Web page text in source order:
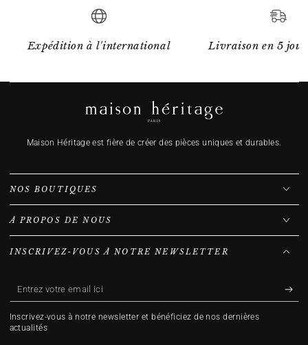
Expédition à l'international Livraison en 5
Maison Héritage est fière de créer des pièces uniques et durables.
NOS BOUTIQUES
À PROPOS DE NOUS
INSCRIVEZ-VOUS À NOTRE NEWSLETTER
Entrez
votre
email
Inscrivez-vous à notre newsletter et bénéficiez de nos dernières
actualités